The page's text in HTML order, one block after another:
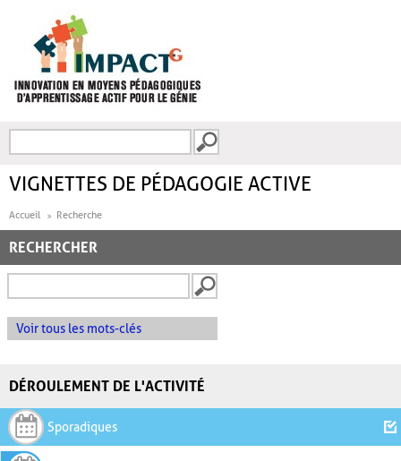
FORMULAIRE DE
VIGNETTES DE PÉDAGOGIE ACTIVE
Accueil Recherche
RECHERCHER
Voir tous les mots-clés
DÉROULEMENT DE L'ACTIVITÉ
Sporadiques